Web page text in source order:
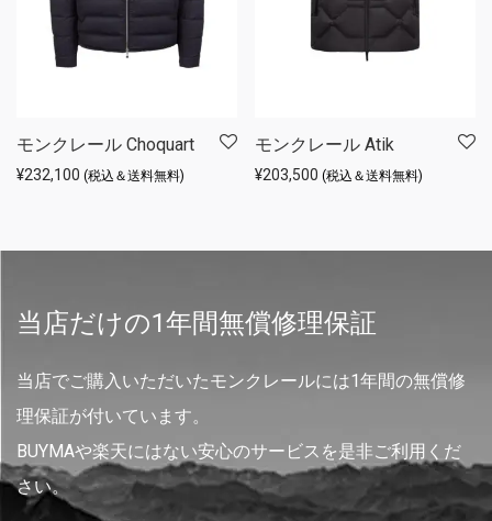
モンクレール Choquart
¥232,100 (税込＆送料無料)
モンクレール Atik
¥203,500 (税込＆送料無料)
当店だけの1年間無償修理保証
当店でご購入いただいたモンクレールには1年間の無償修
理保証が付いています。
BUYMAや楽天にはない安心のサービスを是非ご利用くだ
さい。